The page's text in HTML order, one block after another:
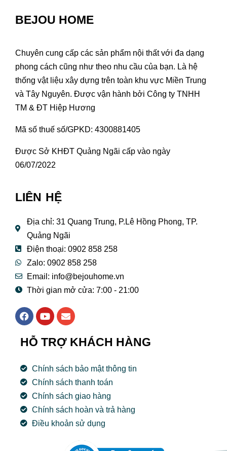
BEJOU HOME
Chuyên cung cấp các sản phẩm nội thất với đa dạng
phong cách cũng như theo nhu cầu của bạn. Là hệ
thống vật liệu xây dựng trên toàn khu vực Miền Trung
và Tây Nguyên. Được vận hành bởi Công ty TNHH
TM & ĐT Hiệp Hương
Mã số thuế số/GPKD: 4300881405
Được Sở KHĐT Quảng Ngãi cấp vào ngày
06/07/2022
LIÊN HỆ
Địa chỉ: 31 Quang Trung, P.Lê Hồng Phong, TP.
Quảng Ngãi
Điện thoại: 0902 858 258
Zalo: 0902 858 258
Email: info@bejouhome.vn
Thời gian mở cửa: 7:00 - 21:00
F
a
e
b
o
k
Y
o
t
u
e
E
n
e
l
p
e
HỖ TRỢ KHÁCH HÀNG
Chính sách bảo mật thông tin
Chính sách thanh toán
Chính sách giao hàng
Chính sách hoàn và trả hàng
Điều khoản sử dụng